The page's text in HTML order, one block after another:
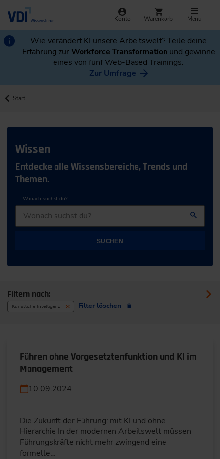
Konto Warenkorb Menü
Wie verändert KI unsere Arbeitswelt? Teile deine
Erfahrung zurWorkforce Transformation und gewinne
eines von fünf Web-Based Trainings.
Zur Umfrage
Start
Wissen
Entdecke alle Wissensbereiche, Trends und
Themen.
Wonach suchst du?
SUCHEN
Filtern nach:
Künstliche Intelligenz Filter löschen
Führen ohne Vorgesetztenfunktion und KI im
Management
10.09.2024
Die Zukunft der Führung: mit KI und ohne
Hierarchie In der modernen Arbeitswelt müssen
Führungskräfte nicht mehr zwingend eine
formelle…